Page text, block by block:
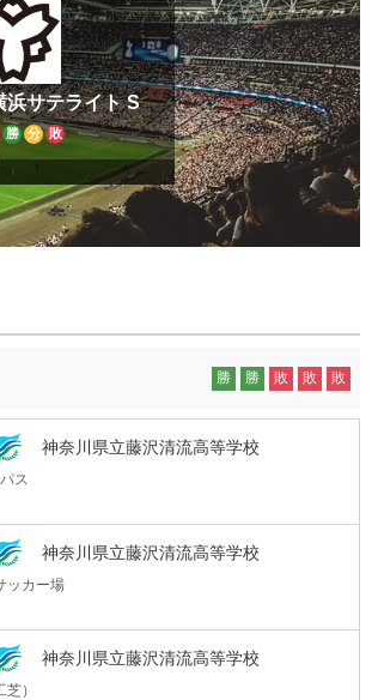
浜サテライト S
勝 分 敗
勝 勝 敗 敗 敗
神奈川県立藤沢清流高等学校
ス
神奈川県立藤沢清流高等学校
ッカー場
神奈川県立藤沢清流高等学校
）